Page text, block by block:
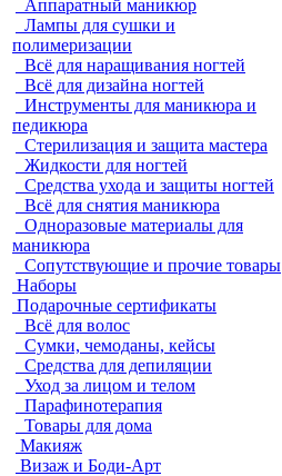
Аппаратный маникюр
Лампы для сушки и
полимеризации
Всё для наращивания ногтей
Всё для дизайна ногтей
Инструменты для маникюра и
педикюра
Стерилизация и защита мастера
Жидкости для ногтей
Средства ухода и защиты ногтей
Всё для снятия маникюра
Одноразовые материалы для
маникюра
Сопутствующие и прочие товары
Наборы
Подарочные сертификаты
Всё для волос
Сумки, чемоданы, кейсы
Средства для депиляции
Уход за лицом и телом
Парафинотерапия
Товары для дома
Макияж
Визаж и Боди-Арт